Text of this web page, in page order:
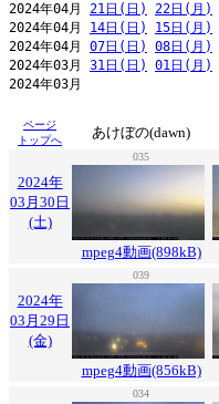
2024年04月 21日(日) 22日(月)
2024年04月 14日(日) 15日(月)
2024年04月 07日(日) 08日(月)
2024年03月 31日(日) 01日(月)
ページ
トップへ
あけぼの(dawn)
035
2024年
03月30日
(土)
mpeg4動画(898kB)
039
2024年
03月29日
(金)
mpeg4動画(856kB)
034